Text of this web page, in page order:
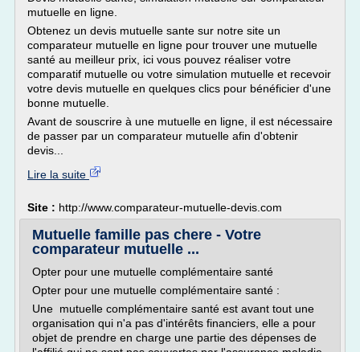
mutuelle en ligne.
Obtenez un devis mutuelle sante sur notre site un
comparateur mutuelle en ligne pour trouver une mutuelle
santé au meilleur prix, ici vous pouvez réaliser votre
comparatif mutuelle ou votre simulation mutuelle et recevoir
votre devis mutuelle en quelques clics pour bénéficier d'une
bonne mutuelle.
Avant de souscrire à une mutuelle en ligne, il est nécessaire
de passer par un comparateur mutuelle afin d'obtenir
devis...
Lire la suite
Site : http://www.comparateur-mutuelle-devis.com
Mutuelle famille pas chere - Votre
comparateur mutuelle ...
Opter pour une mutuelle complémentaire santé
Opter pour une mutuelle complémentaire santé :
Une mutuelle complémentaire santé est avant tout une
organisation qui n'a pas d'intérêts financiers, elle a pour
objet de prendre en charge une partie des dépenses de